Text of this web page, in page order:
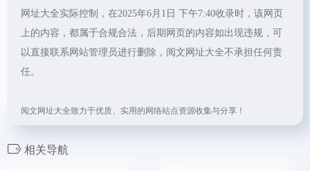
网址大全实际控制，在2025年6月1日 下午7:40收录时，该网页
上的内容，都属于合规合法，后期网页的内容如出现违规，可
以直接联系网站管理员进行删除，阅文网址大全不承担任何责
任。
阅文网址大全致力于优质、实用的网络站点资源收集与分享！
相关导航